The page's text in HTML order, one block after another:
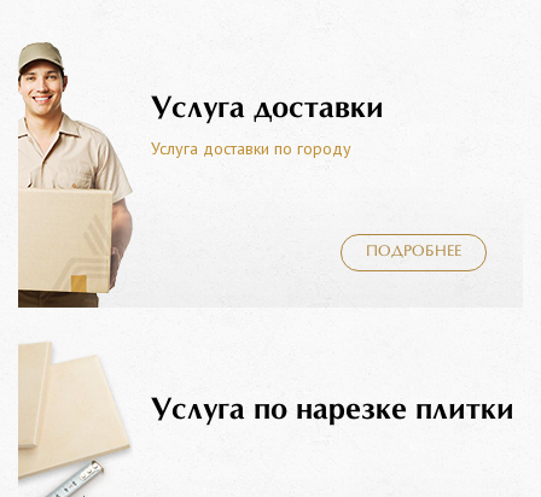
Услуга доставки
Услуга доставки по городу
ПОДРОБНЕЕ
Услуга по нарезке плитки